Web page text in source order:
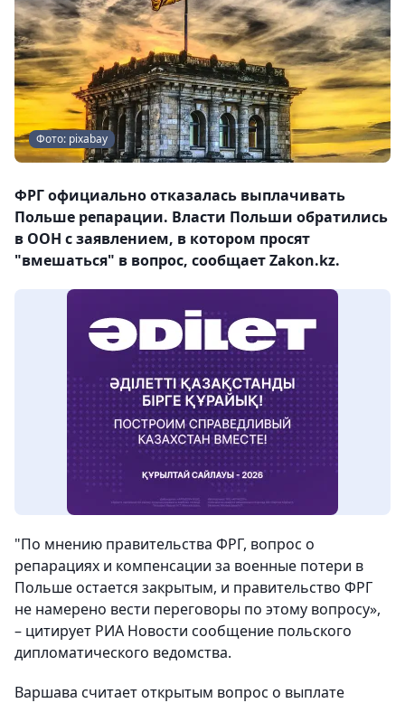
Фото: pixabay
ФРГ официально отказалась выплачивать
Польше репарации. Власти Польши обратились
в ООН с заявлением, в котором просят
"вмешаться" в вопрос, сообщает Zakon.kz.
"По мнению правительства ФРГ, вопрос о
репарациях и компенсации за военные потери в
Польше остается закрытым, и правительство ФРГ
не намерено вести переговоры по этому вопросу»,
– цитирует РИА Новости сообщение польского
дипломатического ведомства.
Варшава считает открытым вопрос о выплате